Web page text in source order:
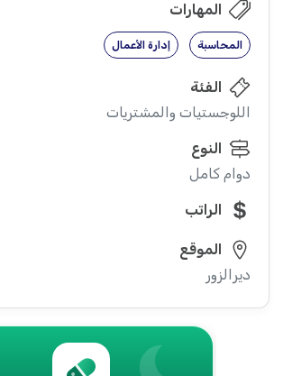
المهارات
المحاسبة إدارة الأعمال
الفئة
اللوجستيات والمشتريات
النوع
دوام كامل
الراتب
الموقع
ديرالزور